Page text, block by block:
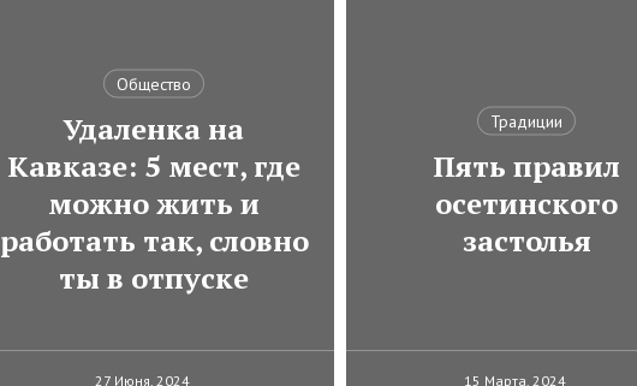
Общество
Удаленка на
Кавказе: 5 мест, где
можно жить и
работать так, словно
ты в отпуске
27 Июня, 2024
Традиции
Пять правил
осетинского
застолья
15 Марта, 2024